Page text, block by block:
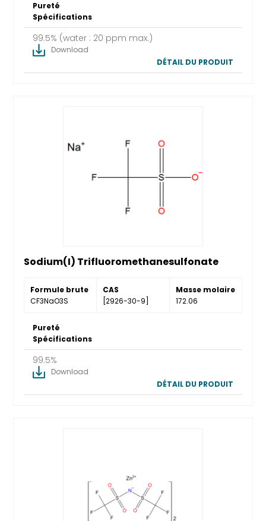
Pureté
Spécifications
99.5% (water : 20 ppm max.)
Download
DÉTAIL DU PRODUIT
Sodium(I) Trifluoromethanesulfonate
Formule brute
CF3NaO3S
CAS
[2926-30-9]
Masse molaire
172.06
Pureté
Spécifications
99.5%
Download
DÉTAIL DU PRODUIT